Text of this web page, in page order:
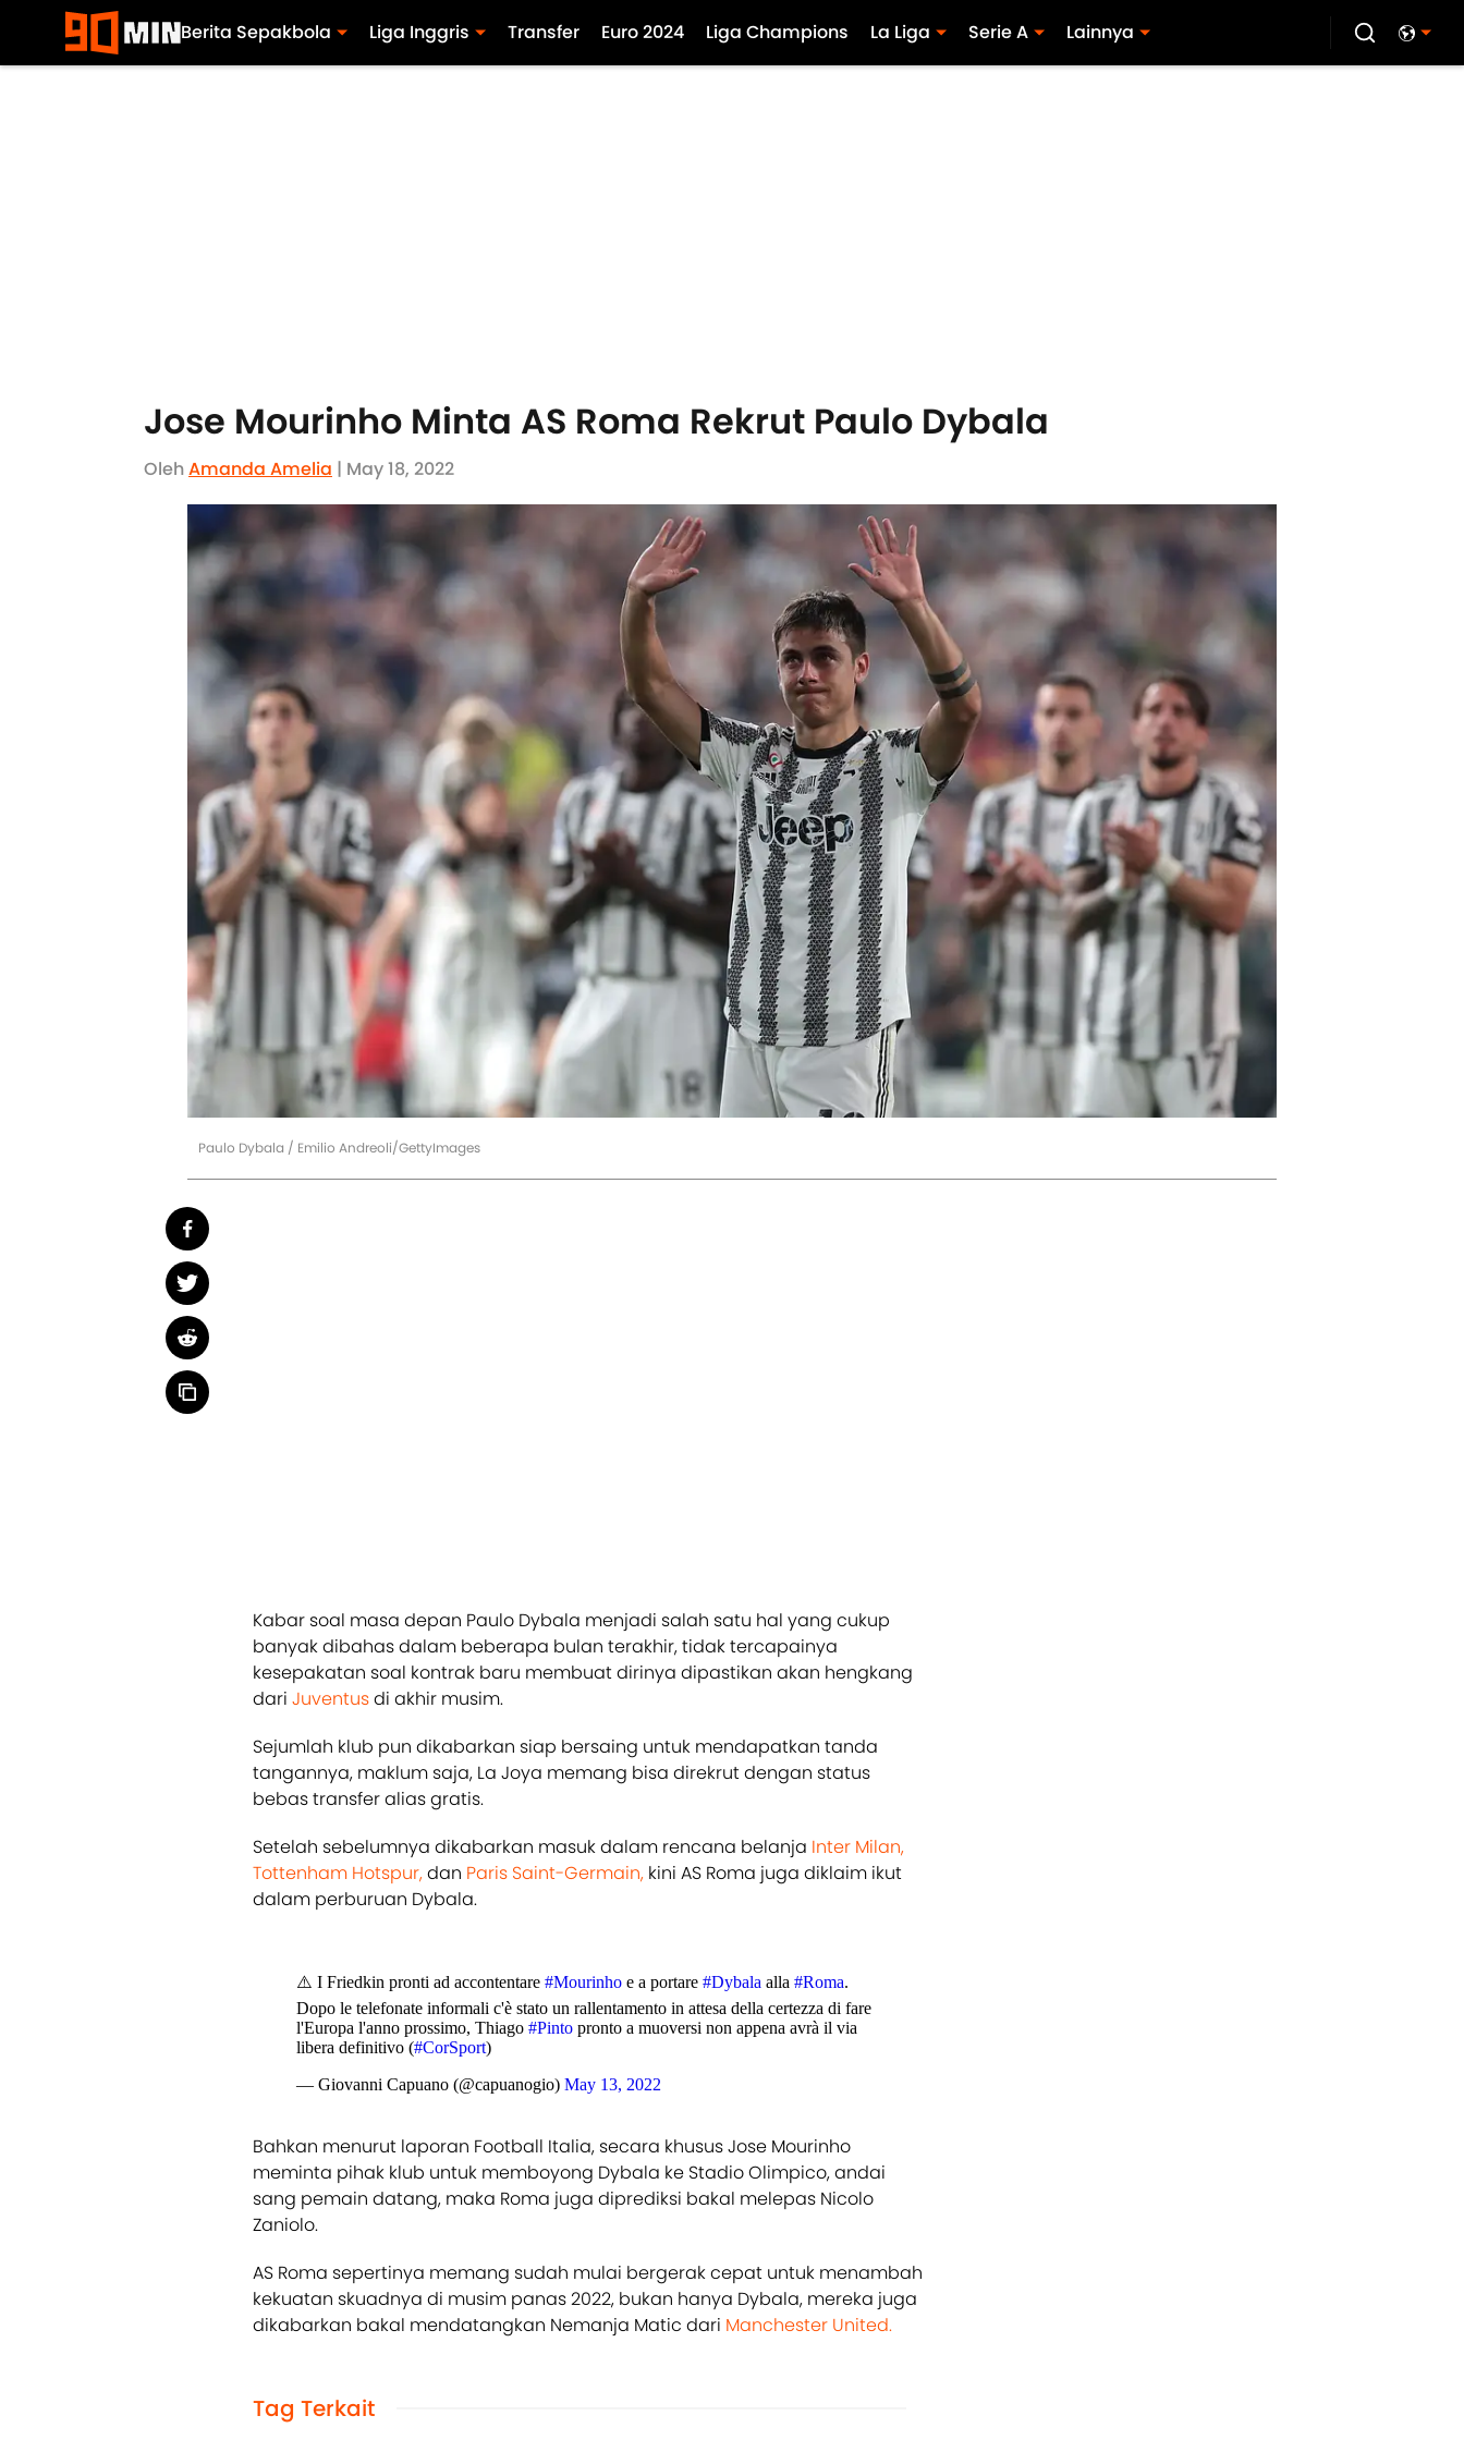
Berita Sepakbola Liga Inggris Transfer Euro 2024 Liga Champions La Liga Serie A Lainnya
Jose Mourinho Minta AS Roma Rekrut Paulo Dybala
OlehAmanda Amelia | May 18, 2022
Paulo Dybala / Emilio Andreoli/GettyImages
Kabar soal masa depan Paulo Dybala menjadi salah satu hal yang cukup
banyak dibahas dalam beberapa bulan terakhir, tidak tercapainya
kesepakatan soal kontrak baru membuat dirinya dipastikan akan hengkang
dari Juventusdi akhir musim.
Sejumlah klub pun dikabarkan siap bersaing untuk mendapatkan tanda
tangannya, maklum saja, La Joya memang bisa direkrut dengan status
bebas transfer alias gratis.
Setelah sebelumnya dikabarkan masuk dalam rencana belanja Inter Milan,
Tottenham Hotspur,dan Paris Saint-Germain, kini AS Roma juga diklaim ikut
dalam perburuan Dybala.
⚠️ I Friedkin pronti ad accontentare #Mourinho e a portare #Dybala alla #Roma.
Dopo le telefonate informali c'è stato un rallentamento in attesa della certezza di fare
l'Europa l'anno prossimo, Thiago #Pinto pronto a muoversi non appena avrà il via
libera definitivo (#CorSport)
— Giovanni Capuano (@capuanogio) May 13, 2022
Bahkan menurut laporan Football Italia, secara khusus Jose Mourinho
meminta pihak klub untuk memboyong Dybala ke Stadio Olimpico, andai
sang pemain datang, maka Roma juga diprediksi bakal melepas Nicolo
Zaniolo.
AS Roma sepertinya memang sudah mulai bergerak cepat untuk menambah
kekuatan skuadnya di musim panas 2022, bukan hanya Dybala, mereka juga
dikabarkan bakal mendatangkan Nemanja Matic dari Manchester United.
Tag Terkait